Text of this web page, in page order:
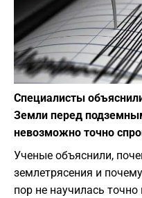
Специалисты
Земли перед
невозможно точно
Ученые объяснили,
землетрясения и
пор не научилась